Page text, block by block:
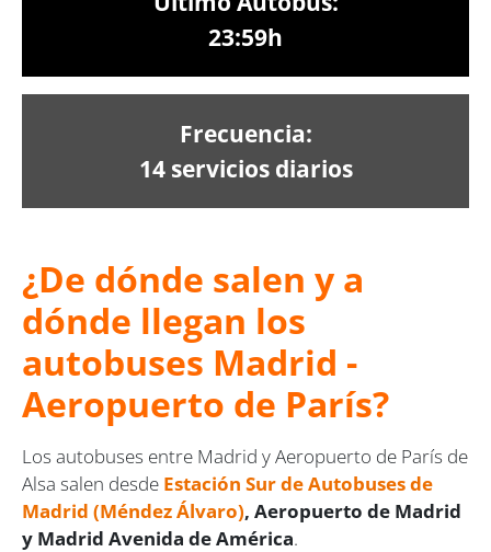
23:59h
Frecuencia:
14 servicios diarios
¿De dónde salen y a
dónde llegan los
autobuses Madrid -
Aeropuerto de París?
Los autobuses entre Madrid y Aeropuerto de París de
Alsa salen desde Estación Sur de Autobuses de
Madrid (Méndez Álvaro), Aeropuerto de Madrid
y Madrid Avenida de América.